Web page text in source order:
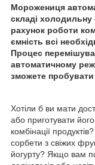
Морожениця
складі холодильну
рахунок роботи
ємність всі
Процес
автоматичному
зможете
Хотіли б ви мати
або приготувати
комбінації
сорбети з свіжих
йогурту? Якщо вам